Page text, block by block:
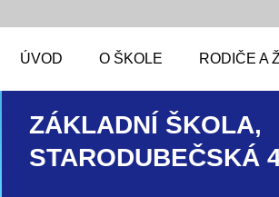
ÚVOD O ŠKOLE RODIČE A
ZÁKLADNÍ ŠKOLA,
STARODUBEČSKÁ